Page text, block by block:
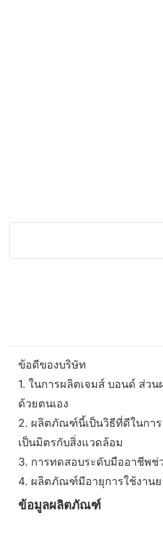
ข้อดีของบริษัท
1. ในการผลิตเจมส์ บอนด์ ส่ว
ด้วยตนเอง
2. ผลิตภัณฑ์นี้เป็นวิธีที่ดีในกา
เป็นมิตรกับสิ่งแวดล้อม
3. การทดสอบระดับมืออาชีพช่
4. ผลิตภัณฑ์มีอายุการใช้งานย
ข้อมูลผลิตภัณฑ์